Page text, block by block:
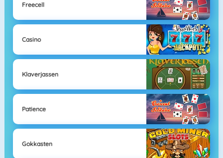
Freecell
Casino
Klaverjassen
Patience
Gokkasten